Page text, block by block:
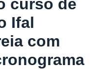
curso de
Ifal
com